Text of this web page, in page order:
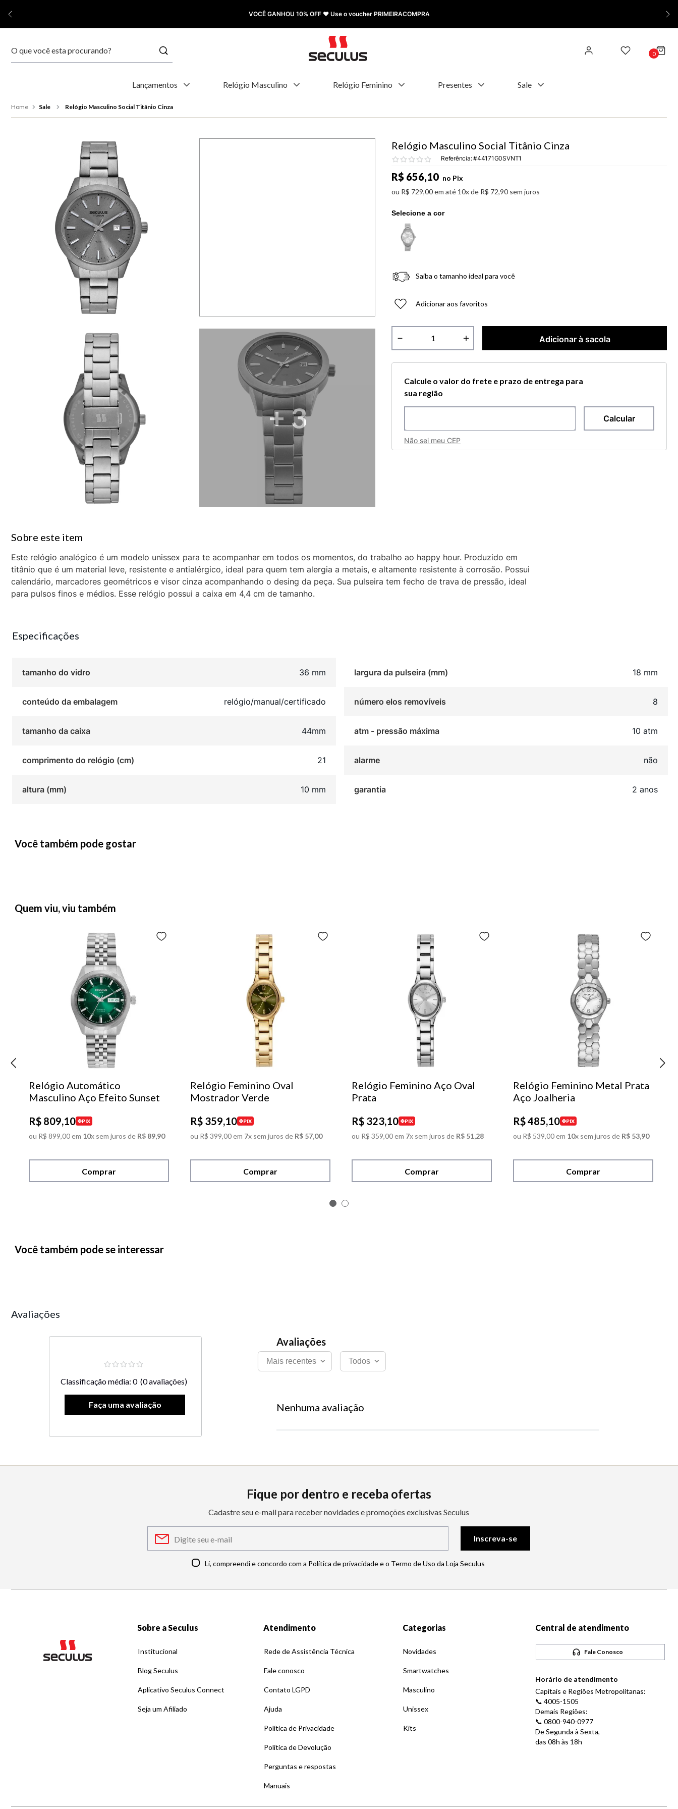
VOCÊ GANHOU 10% OFF ❤️ Use o voucher PRIMEIRACOMPRA
0
Lançamentos Relógio Masculino Relógio Feminino Presentes Sale
Sale Relógio Masculino Social Titânio Cinza
+3
Relógio Masculino Social Titânio Cinza
Referência: 44171G0SVNT1
R$ 656,10 no Pix
ou R$ 729,00em até 10x de R$ 72,90 sem juros
Saiba o tamanho ideal para você
Adicionar aos favoritos
＋
－ Adicionar à sacola
Calcule o valor do frete e prazo de entrega para
sua região
Não sei meu CEP
Este relógio analógico é um modelo unissex para te acompanhar em todos os momentos, do trabalho ao happy hour. Produzido em
titânio que é um material leve, resistente e antialérgico, ideal para quem tem alergia a metais, e altamente resistente à corrosão. Possui
calendário, marcadores geométricos e visor cinza acompanhando o desing da peça. Sua pulseira tem fecho de trava de pressão, ideal
para pulsos finos e médios. Esse relógio possui a caixa em 4,4 cm de tamanho.
Especificações
tamanho do vidro 36 mm
conteúdo da embalagem relógio/manual/certificado
tamanho da caixa 44mm
comprimento do relógio (cm) 21
altura (mm) 10 mm
largura da pulseira (mm) 18 mm
número elos removíveis 8
atm - pressão máxima 10 atm
alarme não
garantia 2 anos
Você também pode gostar
Quem viu, viu também
Relógio Automático
Masculino Aço Efeito Sunset
R$ 809,10 PIX
ou R$ 899,00em 10x sem juros de R$ 89,90
Comprar
Relógio Feminino Oval
Mostrador Verde
R$ 359,10 PIX
ou R$ 399,00em 7x sem juros de R$ 57,00
Comprar
Relógio Feminino Aço Oval
Prata
R$ 323,10 PIX
ou R$ 359,00em 7x sem juros de R$ 51,28
Comprar
Relógio Feminino Metal Prata
Aço Joalheria
R$485,10 PIX
ou R$ 539,00em 10x sem juros de R$ 53,90
Comprar
Você também pode se interessar
Avaliações
Classificação média: 0 (0 avaliações)
Mais recentes Todos
Nenhuma avaliação
Fique por dentro e receba ofertas
Cadastre seu e-mail para receber novidades e promoções exclusivas Seculus
Inscreva-se
Li, compreendi e concordo com a Política de privacidade e o Termo de Uso da Loja Seculus
Sobre a Seculus
Institucional
Blog Seculus
Aplicativo Seculus Connect
Seja um Afiliado
Atendimento
Rede de Assistência Técnica
Fale conosco
Contato LGPD
Ajuda
Política de Privacidade
Política de Devolução
Perguntas e respostas
Manuais
Categorias
Novidades
Smartwatches
Masculino
Unissex
Kits
Central de atendimento
Fale Conosco
Horário de atendimento
Capitais e Regiões Metropolitanas:
📞 4005-1505
Demais Regiões:
📞 0800-940-0977
De Segunda à Sexta,
das 08h às 18h
1 º relógio feminino
automático
dourado
relógio feminino rose
quadrado